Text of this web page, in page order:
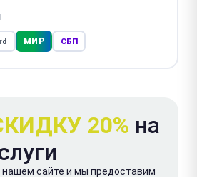
МИР СБП
20% на
нашем сайте и мы предоставим